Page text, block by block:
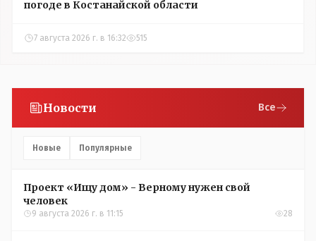
погоде в Костанайской области
7 августа 2026 г. в 16:32 515
Новости Все
Новые Популярные
Проект «Ищу дом» - Верному нужен свой
человек
9 августа 2026 г. в 11:15 28